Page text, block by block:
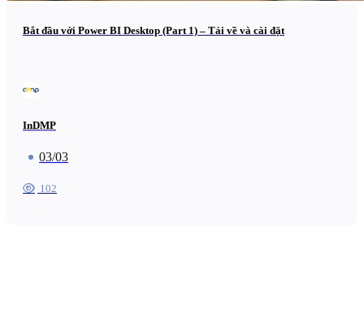
Bắt đầu với Power BI Desktop (Part 1) – Tải về và cài đặt
InDMP
03/03
102